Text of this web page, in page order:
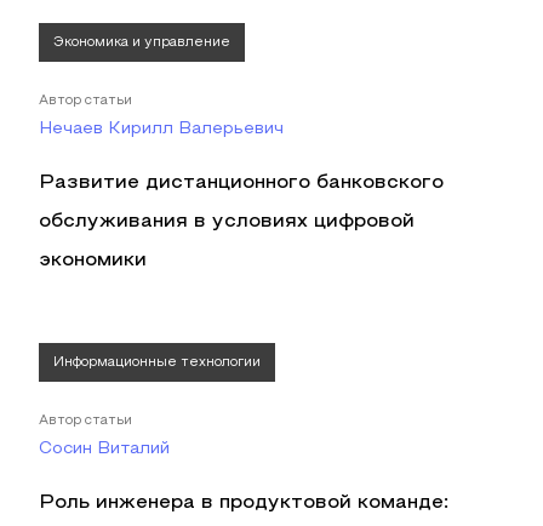
Экономика и управление
Автор статьи
Нечаев Кирилл Валерьевич
Развитие дистанционного банковского
обслуживания в условиях цифровой
экономики
Информационные технологии
Автор статьи
Сосин Виталий
Роль инженера в продуктовой команде: